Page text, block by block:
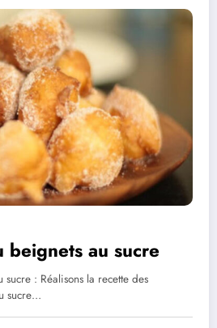
beignets au sucre
: Réalisons la recette des
sucre…